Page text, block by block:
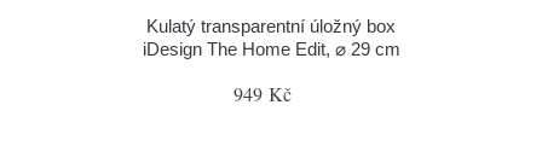
Kulatý transparentní úložný box
iDesign The Home Edit, ⌀ 29 cm
949 Kč